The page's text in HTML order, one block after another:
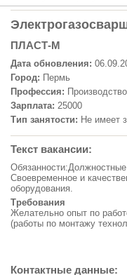
ПЛАСТ-М
Дата обновления:
Город: Пермь
Профессия:
Зарплата: 25000
Тип занятости: Не имеет
Текст вакансии:
Обязанности:Должностные
Своевременное и
оборудования.
Требования
Желательно опыт по
(работы по монтажу
Контактные данные: